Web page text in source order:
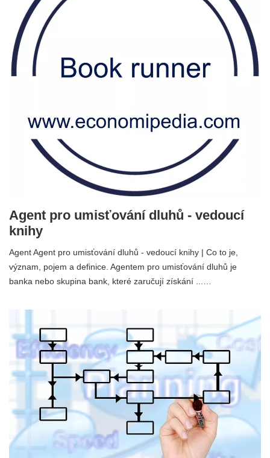
Agent pro umisťování dluhů - vedoucí
knihy
Agent Agent pro umisťování dluhů - vedoucí knihy | Co to je,
význam, pojem a definice. Agentem pro umisťování dluhů je
banka nebo skupina bank, které zaručují získání ...…